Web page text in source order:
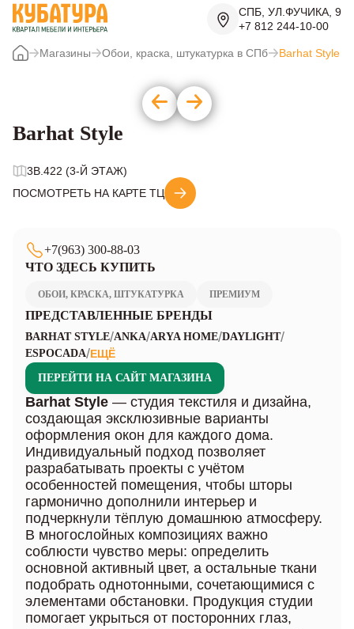
СПБ, УЛ.ФУЧИКА, 9
+7 812 244-10-00
Магазины Обои, краска, штукатурка в СПб Barhat Style
Barhat Style
3B.422 (3-Й ЭТАЖ)
ПОСМОТРЕТЬ НА КАРТЕ ТЦ
+7(963) 300-88-03
ЧТО ЗДЕСЬ КУПИТЬ
ОБОИ, КРАСКА, ШТУКАТУРКА ПРЕМИУМ
ПРЕДСТАВЛЕННЫЕ БРЕНДЫ
BARHAT STYLE/ANKA/ARYA HOME/DAYLIGHT/
ESPOCADA/ЕЩЁ
ПЕРЕЙТИ НА САЙТ МАГАЗИНА
Barhat Style — студия текстиля и дизайна,
создающая эксклюзивные варианты
оформления окон для каждого дома.
Индивидуальный подход позволяет
разрабатывать проекты с учётом
особенностей помещения, чтобы шторы
гармонично дополнили интерьер и
подчеркнули тёплую домашнюю атмосферу.
В многослойных композициях важно
соблюсти чувство меры: определить
основной активный цвет, а остальные ткани
подобрать однотонными, сочетающимися с
элементами обстановки. Продукция студии
помогает укрыться от посторонних глаз,